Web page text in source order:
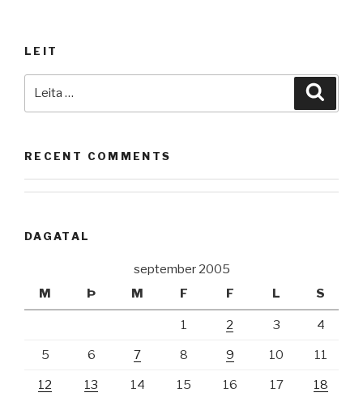
LEIT
RECENT COMMENTS
DAGATAL
september 2005
M
Þ M F F L S
1 2 3 4
5 6 7 8 9 10 11
12 13 14 15 16 17 18